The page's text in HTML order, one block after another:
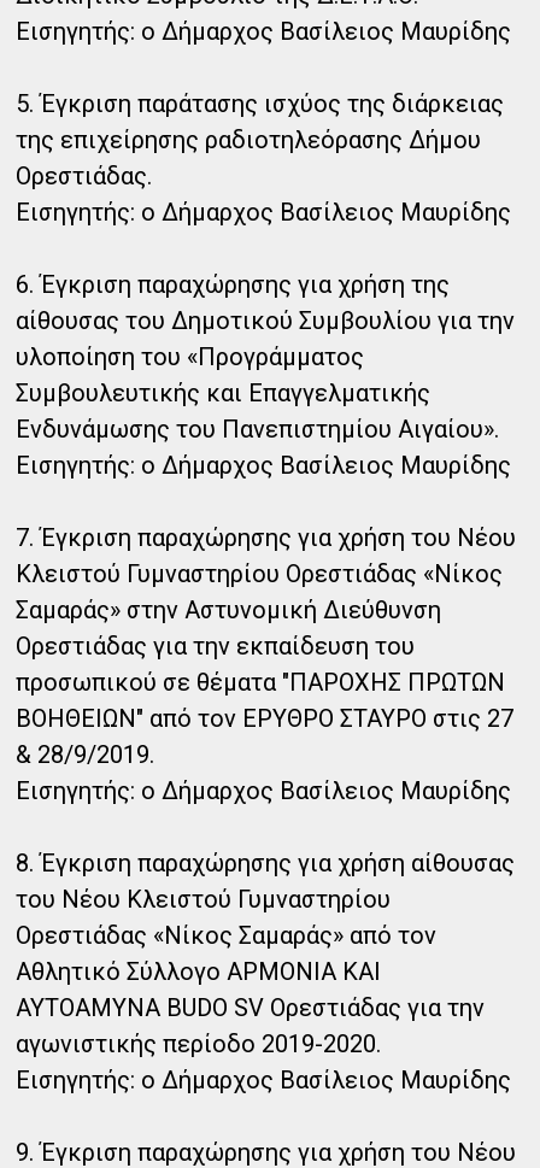
Εισηγητής: ο Δήμαρχος Βασίλειος Μαυρίδης
5. Έγκριση παράτασης ισχύος της διάρκειας
της επιχείρησης ραδιοτηλεόρασης Δήμου
Ορεστιάδας.
Εισηγητής: ο Δήμαρχος Βασίλειος Μαυρίδης
6. Έγκριση παραχώρησης για χρήση της
αίθουσας του Δημοτικού Συμβουλίου για την
υλοποίηση του «Προγράμματος
Συμβουλευτικής και Επαγγελματικής
Ενδυνάμωσης του Πανεπιστημίου Αιγαίου».
Εισηγητής: ο Δήμαρχος Βασίλειος Μαυρίδης
7. Έγκριση παραχώρησης για χρήση του Νέου
Κλειστού Γυμναστηρίου Ορεστιάδας «Νίκος
Σαμαράς» στην Αστυνομική Διεύθυνση
Ορεστιάδας για την εκπαίδευση του
προσωπικού σε θέματα "ΠΑΡΟΧΗΣ ΠΡΩΤΩΝ
ΒΟΗΘΕΙΩΝ" από τον ΕΡΥΘΡΟ ΣΤΑΥΡΟ στις 27
& 28/9/2019.
Εισηγητής: ο Δήμαρχος Βασίλειος Μαυρίδης
8. Έγκριση παραχώρησης για χρήση αίθουσας
του Νέου Κλειστού Γυμναστηρίου
Ορεστιάδας «Νίκος Σαμαράς» από τον
Αθλητικό Σύλλογο ΑΡΜΟΝΙΑ ΚΑΙ
ΑΥΤΟΑΜΥΝΑ BUDO SV Ορεστιάδας για την
αγωνιστικής περίοδο 2019-2020.
Εισηγητής: ο Δήμαρχος Βασίλειος Μαυρίδης
9. Έγκριση παραχώρησης για χρήση του Νέου